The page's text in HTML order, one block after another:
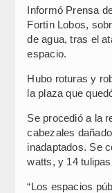
Informó Prensa
Fortín Lobos,
de agua, tras el
espacio.
Hubo roturas y
la plaza que
Se procedió a la
cabezales
inadaptados. Se
watts, y 14
“Los espacios